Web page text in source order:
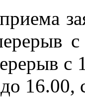
с
16.00,